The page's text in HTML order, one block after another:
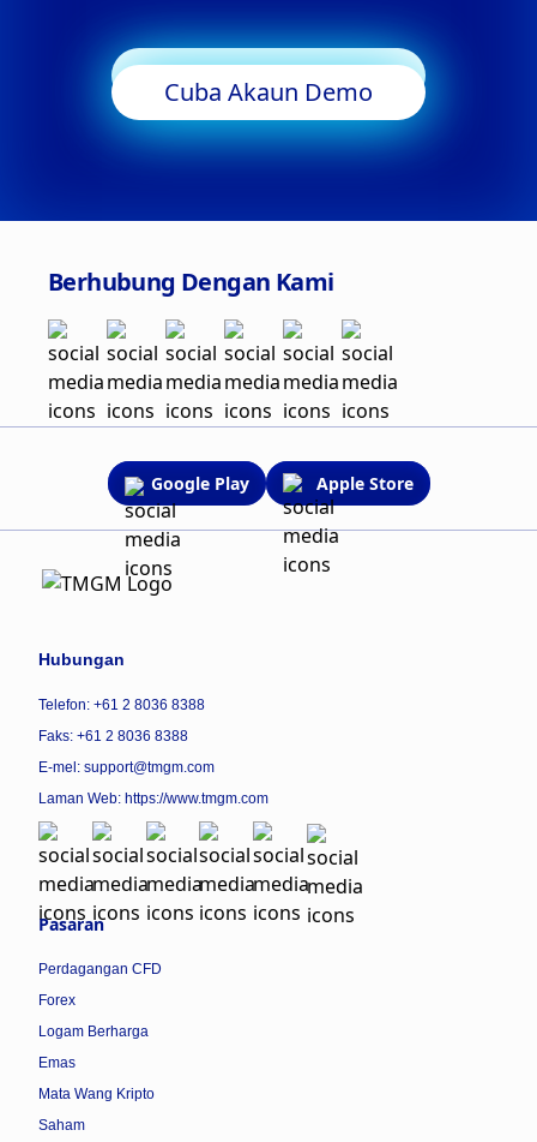
Mula Berdagang
Cuba Akaun Demo
Berhubung Dengan Kami
Google Play Apple Store
Hubungan
Telefon: +61 2 8036 8388
Faks: +61 2 8036 8388
E-mel: support@tmgm.com
Laman Web: https://www.tmgm.com
Pasaran
Perdagangan CFD
Forex
Logam Berharga
Emas
Mata Wang Kripto
Saham